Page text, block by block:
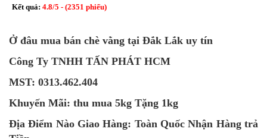
Kết quả: 4.8/5 - (2351 phiếu)
Ở đâu mua bán chè vằng tại Đắk Lắk uy tín
Công Ty TNHH TẤN PHÁT HCM
MST: 0313.462.404
Khuyến Mãi: thu mua 5kg Tặng 1kg
Địa Điểm Nào Giao Hàng: Toàn Quốc Nhận Hàng trả